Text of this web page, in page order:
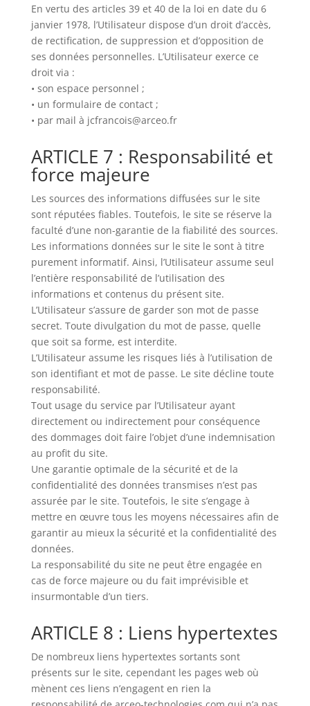
En vertu des articles 39 et 40 de la loi en date du 6
janvier 1978, l’Utilisateur dispose d’un droit d’accès,
de rectification, de suppression et d’opposition de
ses données personnelles. L’Utilisateur exerce ce
droit via :
• son espace personnel ;
• un formulaire de contact ;
• par mail à jcfrancois@arceo.fr
ARTICLE 7 : Responsabilité et
force majeure
Les sources des informations diffusées sur le site
sont réputées fiables. Toutefois, le site se réserve la
faculté d’une non-garantie de la fiabilité des sources.
Les informations données sur le site le sont à titre
purement informatif. Ainsi, l’Utilisateur assume seul
l’entière responsabilité de l’utilisation des
informations et contenus du présent site.
L’Utilisateur s’assure de garder son mot de passe
secret. Toute divulgation du mot de passe, quelle
que soit sa forme, est interdite.
L’Utilisateur assume les risques liés à l’utilisation de
son identifiant et mot de passe. Le site décline toute
responsabilité.
Tout usage du service par l’Utilisateur ayant
directement ou indirectement pour conséquence
des dommages doit faire l’objet d’une indemnisation
au profit du site.
Une garantie optimale de la sécurité et de la
confidentialité des données transmises n’est pas
assurée par le site. Toutefois, le site s’engage à
mettre en œuvre tous les moyens nécessaires afin de
garantir au mieux la sécurité et la confidentialité des
données.
La responsabilité du site ne peut être engagée en
cas de force majeure ou du fait imprévisible et
insurmontable d’un tiers.
ARTICLE 8 : Liens hypertextes
De nombreux liens hypertextes sortants sont
présents sur le site, cependant les pages web où
mènent ces liens n’engagent en rien la